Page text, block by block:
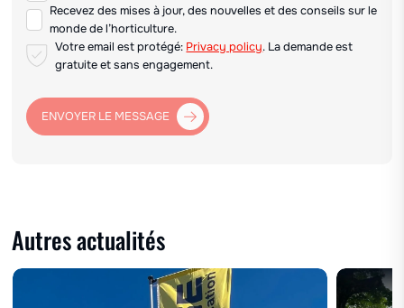
Recevez des mises à jour, des nouvelles et des conseils sur le
monde de l’horticulture.
Votre email est protégé: Privacy policy. La demande est
gratuite et sans engagement.
ENVOYER LE MESSAGE
Autres actualités